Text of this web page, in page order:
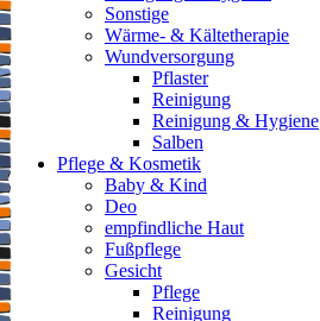
Sonstige
Wärme- & Kältetherapie
Wundversorgung
Pflaster
Reinigung
Reinigung & Hygiene
Salben
Pflege & Kosmetik
Baby & Kind
Deo
empfindliche Haut
Fußpflege
Gesicht
Pflege
Reinigung